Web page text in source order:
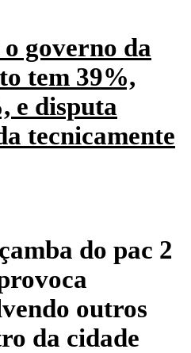
governo da
tem 39%,
e disputa
tecnicamente
do pac 2
outros
da cidade